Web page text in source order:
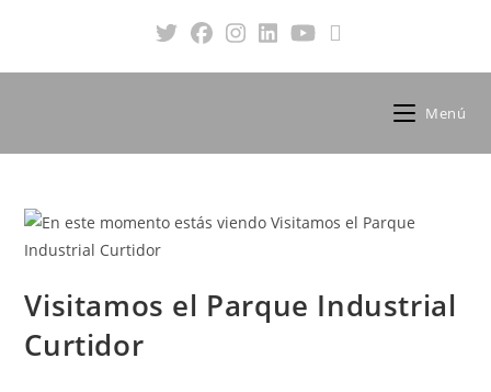
Menú
Visitamos el Parque Industrial
Curtidor